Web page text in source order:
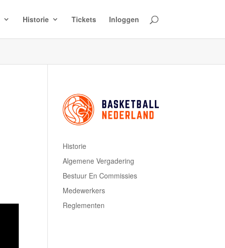
Historie Tickets Inloggen
Historie
Algemene Vergadering
Bestuur En Commissies
Medewerkers
Reglementen